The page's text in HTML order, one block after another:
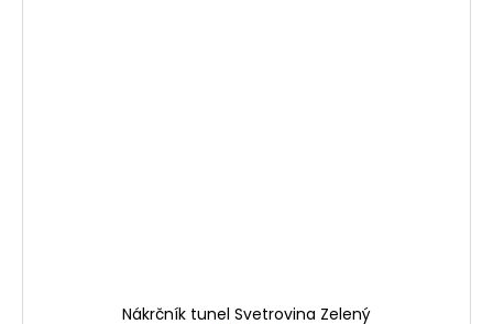
Nákrčník tunel Svetrovina Zelený